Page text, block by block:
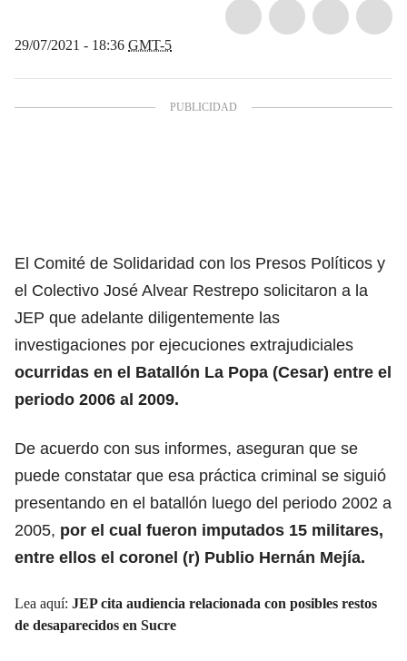
29/07/2021 - 18:36 GMT-5
El Comité de Solidaridad con los Presos Políticos y
el Colectivo José Alvear Restrepo solicitaron a la
JEP que adelante diligentemente las
investigaciones por ejecuciones extrajudiciales
ocurridas en el Batallón La Popa (Cesar) entre el
periodo 2006 al 2009.
De acuerdo con sus informes, aseguran que se
puede constatar que esa práctica criminal se siguió
presentando en el batallón luego del periodo 2002 a
2005, por el cual fueron imputados 15 militares,
entre ellos el coronel (r) Publio Hernán Mejía.
Lea aquí: JEP cita audiencia relacionada con posibles restos
de desaparecidos en Sucre